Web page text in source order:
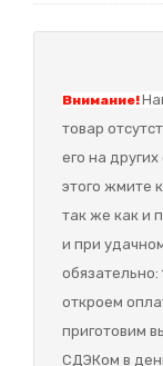
Внимание!
товар
его на
этого жмите
так же как и
и при
откроем
приготовим
СДЭКом в